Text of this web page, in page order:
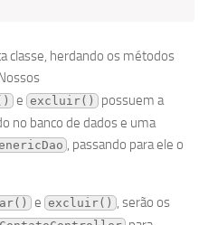
classe, herdando os métodos
Nossos
e excluir()
possuem a
no banco de dados e uma
, passando para ele o
e excluir()
, serão os